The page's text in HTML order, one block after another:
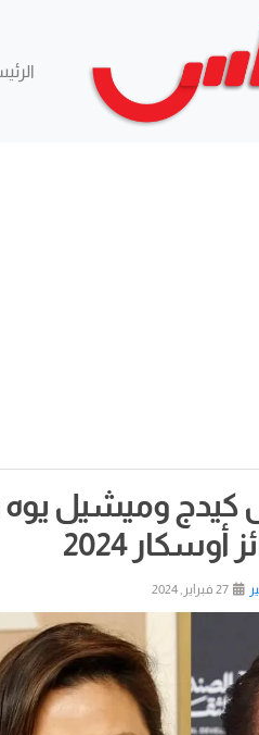
2024